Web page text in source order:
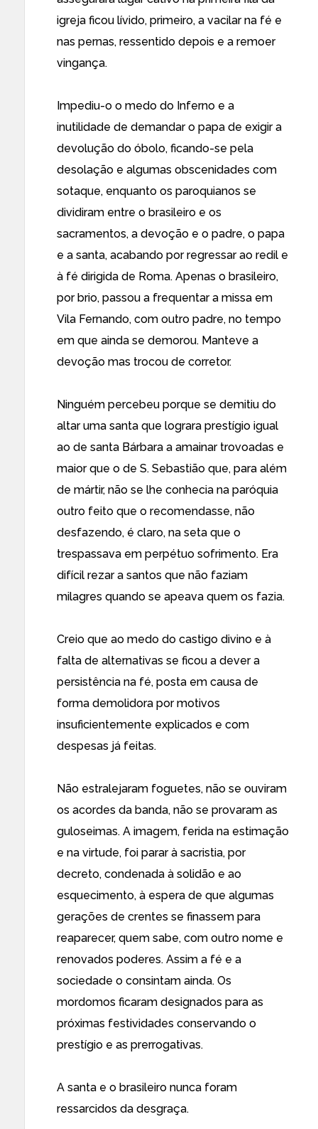
igreja ficou lívido, primeiro, a vacilar na fé e
nas pernas, ressentido depois e a remoer
vingança.
Impediu-o o medo do Inferno e a
inutilidade de demandar o papa de exigir a
devolução do óbolo, ficando-se pela
desolação e algumas obscenidades com
sotaque, enquanto os paroquianos se
dividiram entre o brasileiro e os
sacramentos, a devoção e o padre, o papa
e a santa, acabando por regressar ao redil e
à fé dirigida de Roma. Apenas o brasileiro,
por brio, passou a frequentar a missa em
Vila Fernando, com outro padre, no tempo
em que ainda se demorou. Manteve a
devoção mas trocou de corretor.
Ninguém percebeu porque se demitiu do
altar uma santa que lograra prestígio igual
ao de santa Bárbara a amainar trovoadas e
maior que o de S. Sebastião que, para além
de mártir, não se lhe conhecia na paróquia
outro feito que o recomendasse, não
desfazendo, é claro, na seta que o
trespassava em perpétuo sofrimento. Era
difícil rezar a santos que não faziam
milagres quando se apeava quem os fazia.
Creio que ao medo do castigo divino e à
falta de alternativas se ficou a dever a
persistência na fé, posta em causa de
forma demolidora por motivos
insuficientemente explicados e com
despesas já feitas.
Não estralejaram foguetes, não se ouviram
os acordes da banda, não se provaram as
guloseimas. A imagem, ferida na estimação
e na virtude, foi parar à sacristia, por
decreto, condenada à solidão e ao
esquecimento, à espera de que algumas
gerações de crentes se finassem para
reaparecer, quem sabe, com outro nome e
renovados poderes. Assim a fé e a
sociedade o consintam ainda. Os
mordomos ficaram designados para as
próximas festividades conservando o
prestígio e as prerrogativas.
A santa e o brasileiro nunca foram
ressarcidos da desgraça.